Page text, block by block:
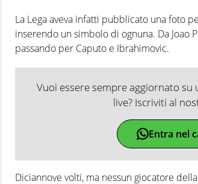
La Lega aveva infatti pubblicato una foto
inserendo un simbolo di ognuna. Da Joao
passando per Caputo e Ibrahimovic.
Vuoi essere sempre aggiornato
live? Iscriviti al
Entra nel
Diciannove volti, ma nessun giocatore